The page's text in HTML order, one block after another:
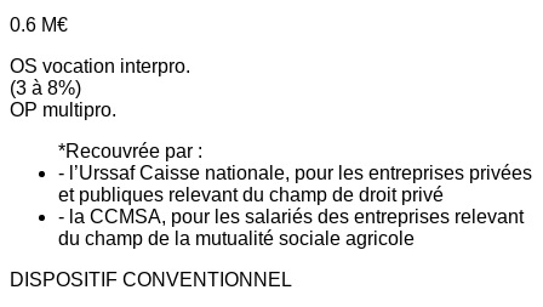
0.6 M€
OS vocation interpro.
(3 à 8%)
OP multipro.
*Recouvrée par :
- l’Urssaf Caisse nationale, pour les entreprises privées
et publiques relevant du champ de droit privé
- la CCMSA, pour les salariés des entreprises relevant
du champ de la mutualité sociale agricole
DISPOSITIF CONVENTIONNEL